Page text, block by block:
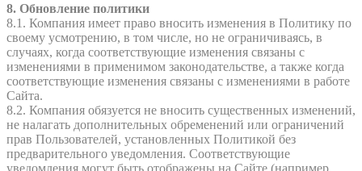
8. Обновление политики
8.1. Компания имеет право вносить изменения в Политику по
своему усмотрению, в том числе, но не ограничиваясь, в
случаях, когда соответствующие изменения связаны с
изменениями в применимом законодательстве, а также когда
соответствующие изменения связаны с изменениями в работе
Сайта.
8.2. Компания обязуется не вносить существенных изменений,
не налагать дополнительных обременений или ограничений
прав Пользователей, установленных Политикой без
предварительного уведомления. Соответствующие
уведомления могут быть отображены на Сайте (например,